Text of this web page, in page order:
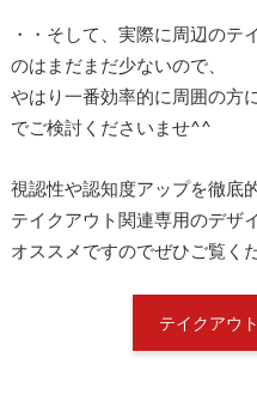
・・そして、実際に周辺のテ
のはまだまだ少ないので、
やはり一番効率的に周囲の方
でご検討くださいませ^^
視認性や認知度アップを徹底
テイクアウト関連専用のデザ
オススメですのでぜひご覧く
テイクアウ